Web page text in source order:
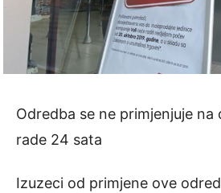
Odredba se ne primjenjuje
rade 24 sata
Izuzeci od primjene ove